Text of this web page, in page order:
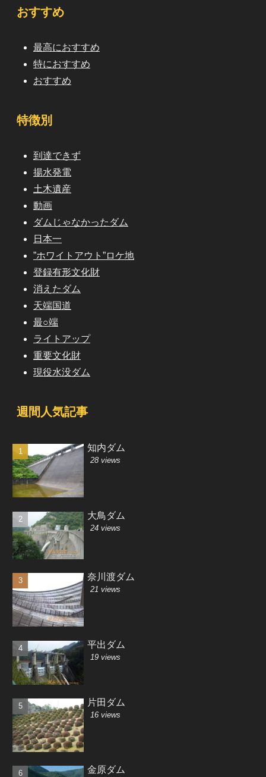
おすすめ
最高におすすめ
特におすすめ
おすすめ
特徴別
到達できず
揚水発電
土木遺産
動画
ダムじゃなかったダム
日本一
”ホワイトアウト”ロケ地
登録有形文化財
消えたダム
天端国道
最○端
ライトアップ
重要文化財
現役水没ダム
週間人気記事
知内ダム
28 views
大鳥ダム
24 views
奈川渡ダム
21 views
平出ダム
19 views
片田ダム
16 views
金原ダム